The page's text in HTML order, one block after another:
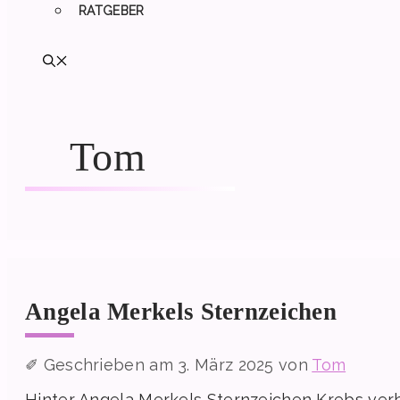
RATGEBER
Tom
Angela Merkels Sternzeichen
3. März 2025 von Tom